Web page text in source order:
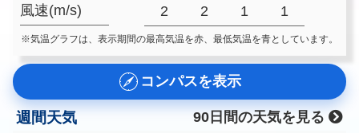
風速(m/s) 2 2 1 1
※気温グラフは、表示期間の最高気温を赤、最低気温を青としています。
コンパスを表示
週間天気
90日間の天気を見る